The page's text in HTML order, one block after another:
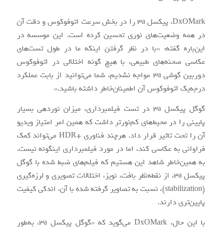
DxOMark، پیکسل 3a را در بخش سرعت اتوفوکوس و دقت آن
در همه وضعیت‌های نوری تحسین کرده است. این موسسه در
این‌باره گفته: «با در نظر گرفتن اینکه ما در طول تست‌های
عکاسی صحنه‌های طبیعی، با هیچ گونه اختلالی در اتوفوکوس
دوربین گوشی 3a مواجه نشدیم، شما می‌توانید از بابت عملکرد
درجه‌یک اتوفوکوس آن اطمینان‌خاطر داشته باشید.»
گوگل پیکسل 3a در تست فیلمبرداری، میزان نوردهی بسیار
پایینی را در محیط‌های کم‌نورتر داشت که همین امر امتیاز ویدیو
آن را تحت تاثیر قرار داد. هرچند فناوری +HDR می‌تواند کمک
فراوانی به عکاسی کند، اما در مورد فیلمبرداری اینگونه نیست.
به همین‌خاطر شاهد این هستیم که فیلم‌های ضبط شده با گوگل
پیکسل 3a، از نقطه‌نظر بافت، نویز، اختلالات تصویری و لرزه‌گیری
(stabilization)، نسبت به تصاویر گرفته شده با آن، اندکی کیفیت
پایین‌تری دارند.
با این حال، DxOMark می‌گوید که «گوگل پیکسل 3a، به‌طور